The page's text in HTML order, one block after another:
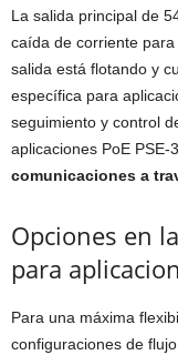
La salida principal de
caída de corriente
salida está flotando y
específica para
seguimiento y control
aplicaciones PoE
comunicaciones a
Opciones en
para
Para una máxima
configuraciones de